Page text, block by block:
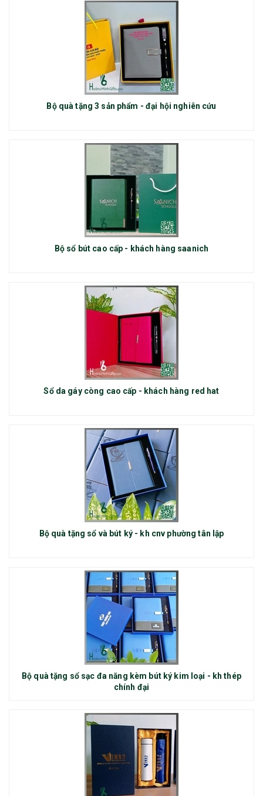
Bộ quà tặng 3 sản phẩm - đại hội nghiên cứu
Bộ sổ bút cao cấp - khách hàng saanich
Sổ da gáy còng cao cấp - khách hàng red hat
Bộ quà tặng sổ và bút ký - kh cnv phường tân lập
Bộ quà tặng sổ sạc đa năng kèm bút ký kim loại - kh thép
chính đại